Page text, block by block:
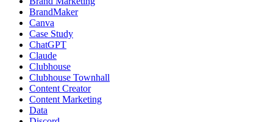
BrandMaker
Canva
Case Study
ChatGPT
Claude
Clubhouse
Clubhouse Townhall
Content Creator
Content Marketing
Data